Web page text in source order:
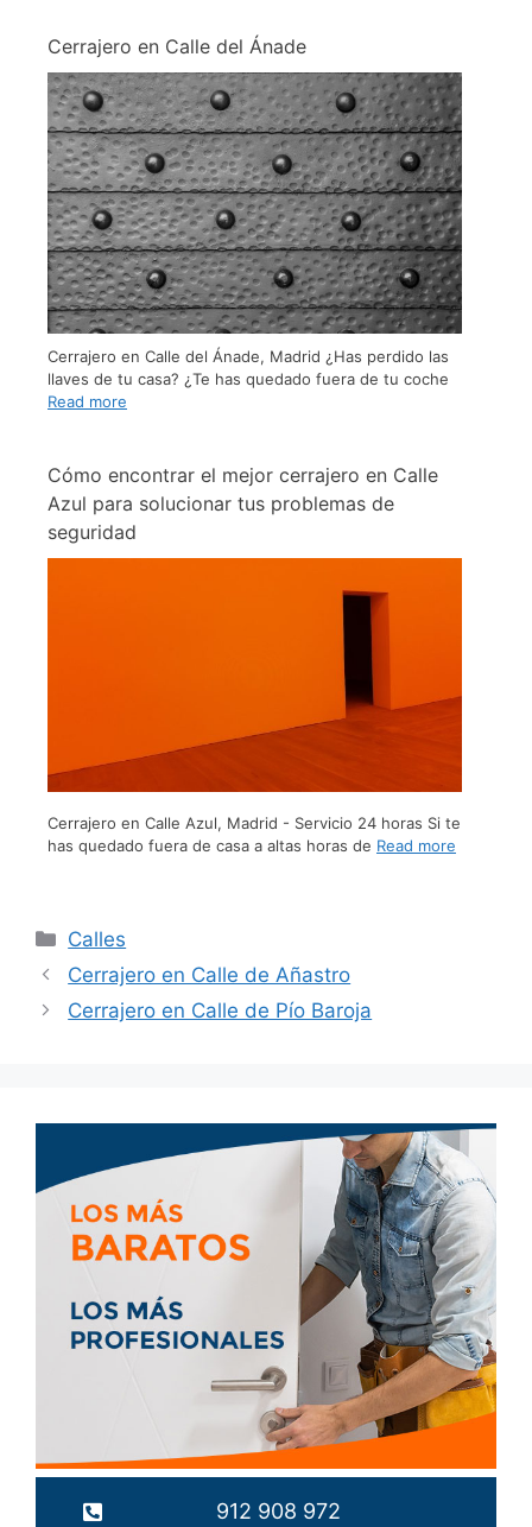
Cerrajero en Calle del Ánade
Cerrajero en Calle del Ánade, Madrid ¿Has perdido las
llaves de tu casa? ¿Te has quedado fuera de tu coche
Read more
Cómo encontrar el mejor cerrajero en Calle
Azul para solucionar tus problemas de
seguridad
Cerrajero en Calle Azul, Madrid - Servicio 24 horas Si te
has quedado fuera de casa a altas horas de Read more
Calles
Cerrajero en Calle de Añastro
Cerrajero en Calle de Pío Baroja
912 908 972